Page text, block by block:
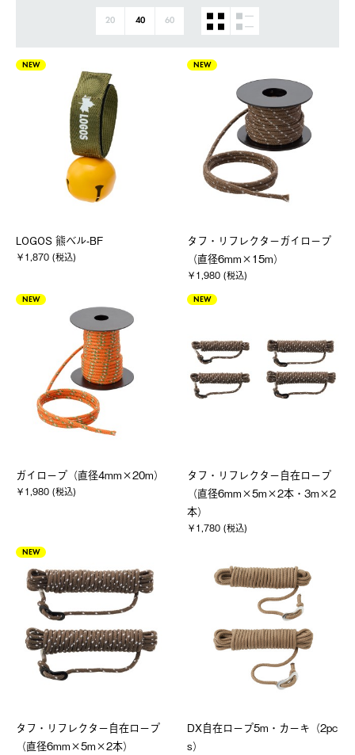
20 40 60
NEW
LOGOS 熊ベル-BF
￥1,870 (税込)
NEW
タフ・リフレクターガイロープ
（直径6mm×15m）
￥1,980 (税込)
NEW
ガイロープ（直径4mm×20m）
￥1,980 (税込)
NEW
タフ・リフレクター自在ロープ
（直径6mm×5m×2本・3m×2
本）
￥1,780 (税込)
NEW
タフ・リフレクター自在ロープ
（直径6mm×5m×2本）
DX自在ロープ5m・カーキ（2pc
s）